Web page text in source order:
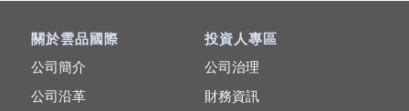
關於雲品國際
公司簡介
公司沿革
投資人專區
公司治理
財務資訊